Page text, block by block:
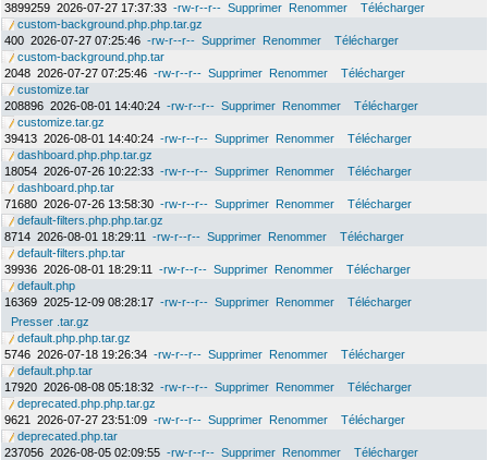
3899259 2026-07-27 17:37:33 -rw-r--r-- Supprimer Renommer
Télécharger
custom-background.php.php.tar.gz
400 2026-07-27 07:25:46 -rw-r--r-- Supprimer Renommer
Télécharger
custom-background.php.tar
2048 2026-07-27 07:25:46 -rw-r--r-- Supprimer Renommer
Télécharger
customize.tar
208896 2026-08-01 14:40:24 -rw-r--r-- Supprimer Renommer
Télécharger
customize.tar.gz
39413 2026-08-01 14:40:24 -rw-r--r-- Supprimer Renommer
Télécharger
dashboard.php.php.tar.gz
18054 2026-07-26 10:22:33 -rw-r--r-- Supprimer Renommer
Télécharger
dashboard.php.tar
71680 2026-07-26 13:58:30 -rw-r--r-- Supprimer Renommer
Télécharger
default-filters.php.php.tar.gz
8714 2026-08-01 18:29:11 -rw-r--r-- Supprimer Renommer
Télécharger
default-filters.php.tar
39936 2026-08-01 18:29:11 -rw-r--r-- Supprimer Renommer
Télécharger
default.php
16369 2025-12-09 08:28:17 -rw-r--r-- Supprimer Renommer
Télécharger
Presser .tar.gz
default.php.php.tar.gz
5746 2026-07-18 19:26:34 -rw-r--r-- Supprimer Renommer
Télécharger
default.php.tar
17920 2026-08-08 05:18:32 -rw-r--r-- Supprimer Renommer
Télécharger
deprecated.php.php.tar.gz
9621
2026-07-27 23:51:09 -rw-r--r-- Supprimer Renommer
Télécharger
deprecated.php.tar
237056 2026-08-05 02:09:55 -rw-r--r-- Supprimer Renommer
Télécharger